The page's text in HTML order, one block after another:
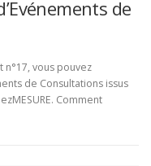
de
vous pouvez
de Consultations issus
Comment